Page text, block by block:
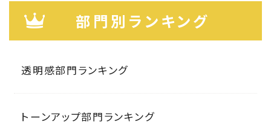
部門別ランキング
透明感部門ランキング
トーンアップ部門ランキング